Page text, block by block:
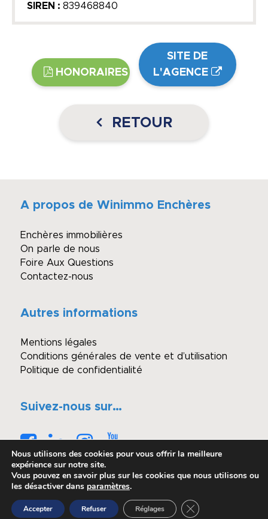
SIREN : 839468840
HONORAIRES
SITE DE
L'AGENCE
RETOUR
A propos de Winimmo Enchères
Enchères immobilières
On parle de nous
Foire Aux Questions
Contactez-nous
Autres informations
Mentions légales
Conditions générales de vente et d’utilisation
Politique de confidentialité
Suivez-nous sur…
© Copyright - Winimmo enchères
Réalisé par OASIS Projet
Nous utilisons des cookies pour vous offrir la meilleure
expérience sur notre site.
Vous pouvez en savoir plus sur les cookies que nous utilisons ou
les désactiver dans paramètres.
Accepter Refuser Réglages Fermer la bannière